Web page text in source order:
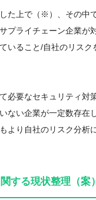
た上で（※）、その中
プライチェーン企業が
ること/自社のリス
必要なセキュリティ
ない企業が一定数存
より自社のリスク分析
する現状整理（